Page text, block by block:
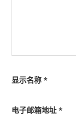
显示名称 *
电子邮箱地址 *